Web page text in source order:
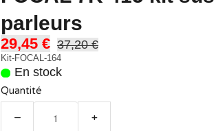
parleurs
29,45 € 37,20 €
Kit-FOCAL-164
En stock
Quantité
− +